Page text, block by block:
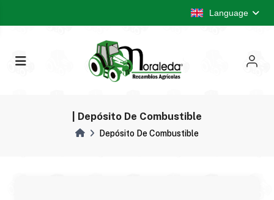
Language
| Depósito De Combustible
Depósito De Combustible